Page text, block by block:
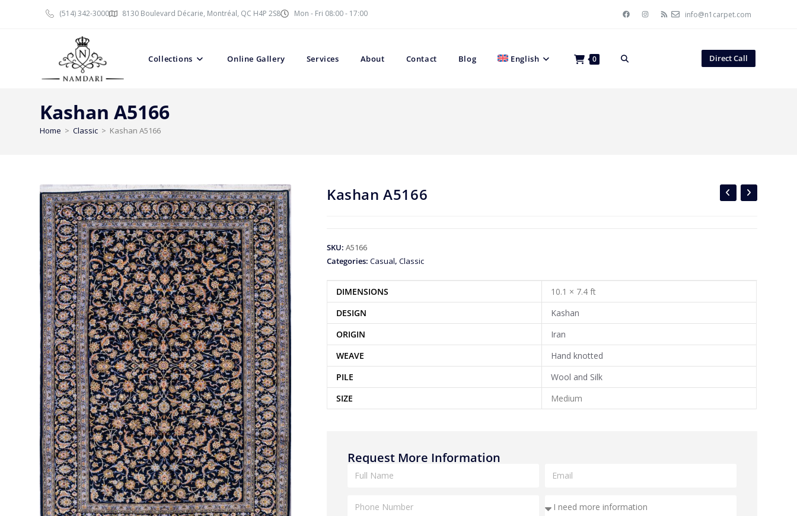
(514) 342-3000 8130 Boulevard Décarie, Montréal, QC H4P 2S8 Mon - Fri 08:00 - 17:00 info@n1carpet.com
Direct Call
Collections Online Gallery Services About Contact Blog English 0
Kashan A5166
Home > Classic > Kashan A5166
Kashan A5166
SKU:A5166
Categories:Casual,Classic
DIMENSIONS
10.1 × 7.4 ft
DESIGN
Kashan
ORIGIN
Iran
WEAVE
Hand knotted
PILE
Wool and Silk
SIZE
Medium
Request More Information